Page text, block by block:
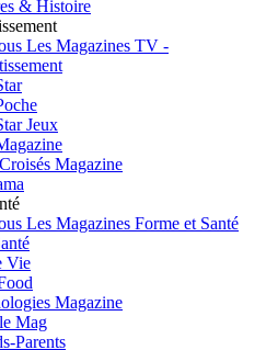
& Histoire
Les Magazines TV -
Jeux
Magazine
Les Magazines Forme et Santé
Vie
Magazine
Mag
Parents